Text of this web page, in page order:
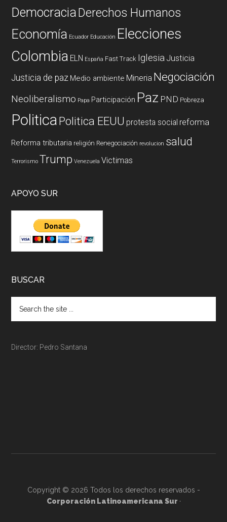
DemocraciaDerechos Humanos
Economía Ecuador Educación Elecciones
Colombia ELN España Fast Track Iglesia Justicia
Justicia de paz Medio ambiente Mineria Negociación
Neoliberalismo Papa Participación Paz PND Pobreza
PoliticaPolitica EEUU protesta social reforma
Reforma tributaria religión Renegociación revolucion salud
Terrorismo Trump Venezuela Victimas
APOYO SUR
BUSCAR
Director: Pedro Santana
Copyright © 2026 Todos los derechos reservados -
Corporación Latinoamericana Sur ·